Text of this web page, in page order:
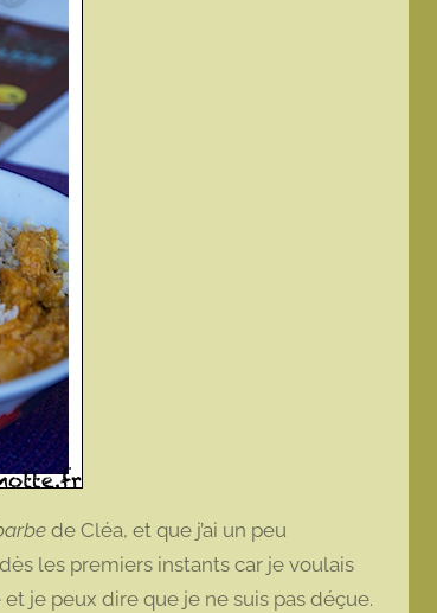
de Cléa, et que j’ai un peu
les premiers instants car je voulais
je peux dire que je ne suis pas déçue.